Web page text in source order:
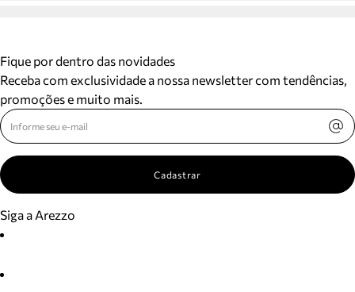
Fique por dentro das novidades
Receba com exclusividade a nossa newsletter com tendências,
promoções e muito mais.
Cadastrar
Siga a Arezzo